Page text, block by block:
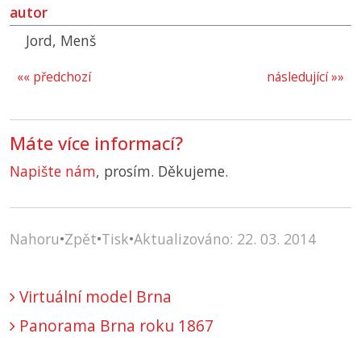
autor
Jord, Menš
následující »»
«« předchozí
Máte více informací?
Napište nám, prosím. Děkujeme.
Nahoru•Zpět•Tisk•Aktualizováno: 22. 03. 2014
Virtuální model Brna
Panorama Brna roku 1867